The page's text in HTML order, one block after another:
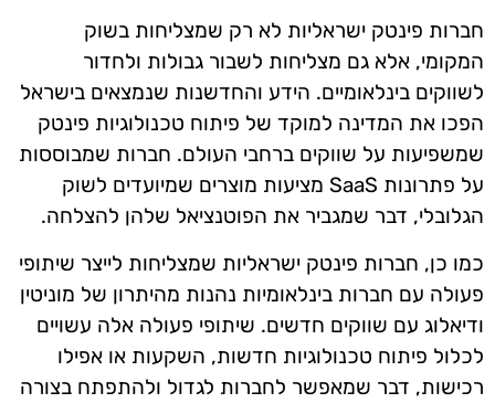
חברות פינטק ישראליות לא רק שמצליחות בשוק
המקומי, אלא גם מצליחות לשבור גבולות ולחדור
לשווקים בינלאומיים. הידע והחדשנות שנמצאים בישראל
הפכו את המדינה למוקד של פיתוח טכנולוגיות פינטק
שמשפיעות על שווקים ברחבי העולם. חברות שמבוססות
על פתרונות SaaS מציעות מוצרים שמיועדים לשוק
הגלובלי, דבר שמגביר את הפוטנציאל שלהן להצלחה.
כמו כן, חברות פינטק ישראליות שמצליחות לייצר שיתופי
פעולה עם חברות בינלאומיות נהנות מהיתרון של מוניטין
ודיאלוג עם שווקים חדשים. שיתופי פעולה אלה עשויים
לכלול פיתוח טכנולוגיות חדשות, השקעות או אפילו
רכישות, דבר שמאפשר לחברות לגדול ולהתפתח בצורה